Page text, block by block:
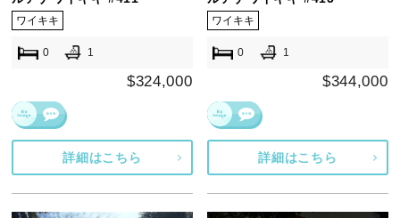
ワイキキ
0 1
$324,000
詳細はこちら
ワイキキ
0 1
$344,000
詳細はこちら